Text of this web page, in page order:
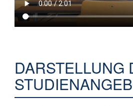
DARSTELLUNG